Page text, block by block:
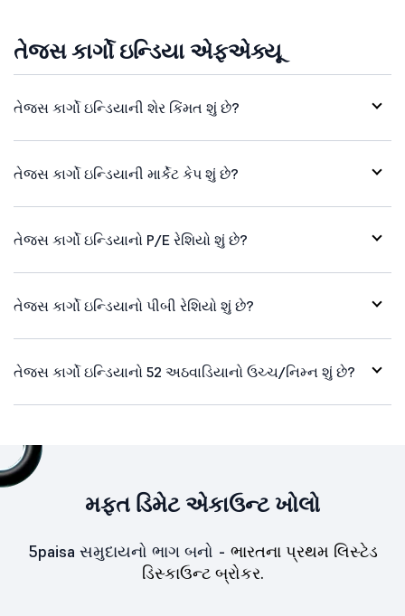
તેજસ કાર્ગો ઇન્ડિયા એફએક્યૂ
તેજસ કાર્ગો ઇન્ડિયાની શેર કિંમત શું છે?
તેજસ કાર્ગો ઇન્ડિયાની માર્કેટ કેપ શું છે?
તેજસ કાર્ગો ઇન્ડિયાનો P/E રેશિયો શું છે?
તેજસ કાર્ગો ઇન્ડિયાનો પીબી રેશિયો શું છે?
તેજસ કાર્ગો ઇન્ડિયાનો 52 અઠવાડિયાનો ઉચ્ચ/નિમ્ન શું છે?
મફત ડિમેટ એકાઉન્ટ ખોલો
5paisa સમુદાયનો ભાગ બનો - ભારતના પ્રથમ લિસ્ટેડ
ડિસ્કાઉન્ટ બ્રોકર.